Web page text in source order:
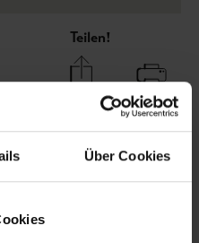
Über Cookies
Teilen!